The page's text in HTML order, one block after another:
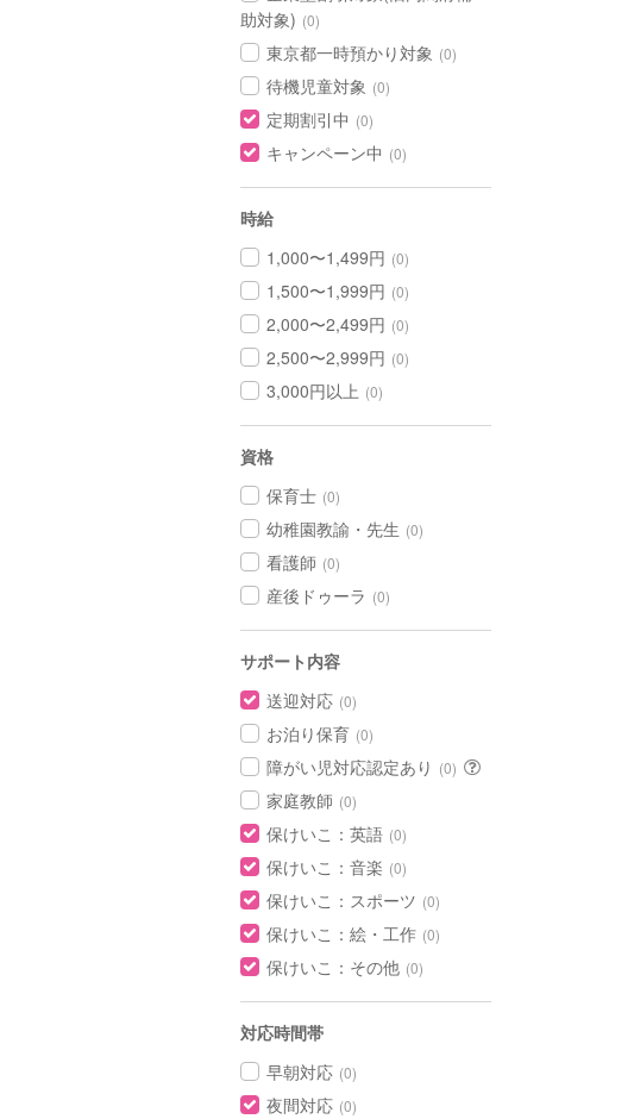
助対象) (0)
東京都一時預かり対象 (0)
待機児童対象 (0)
定期割引中 (0)
キャンペーン中 (0)
時給
1,000〜1,499円 (0)
1,500〜1,999円 (0)
2,000〜2,499円 (0)
2,500〜2,999円 (0)
3,000円以上 (0)
資格
保育士 (0)
幼稚園教諭・先生 (0)
看護師 (0)
産後ドゥーラ (0)
サポート内容
送迎対応 (0)
お泊り保育 (0)
障がい児対応認定あり (0)
家庭教師 (0)
保けいこ：英語 (0)
保けいこ：音楽 (0)
保けいこ：スポーツ (0)
保けいこ：絵・工作 (0)
保けいこ：その他 (0)
対応時間帯
早朝対応 (0)
夜間対応 (0)